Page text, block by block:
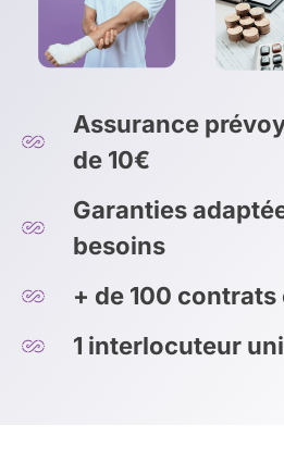
Assurance
de 10€
Garanties
besoins
+ de 100
1 interlocuteur